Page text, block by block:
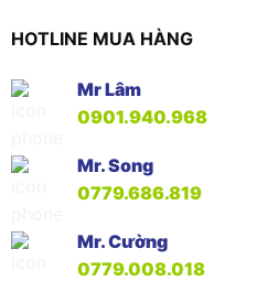
HOTLINE MUA HÀNG
Mr Lâm
0901.940.968
Mr. Song
0779.686.819
Mr. Cường
0779.008.018